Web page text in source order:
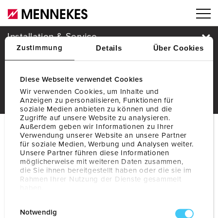
Zustimmung Details Über Cookies
Diese Webseite verwendet Cookies
Wir verwenden Cookies, um Inhalte und
Anzeigen zu personalisieren, Funktionen für
soziale Medien anbieten zu können und die
Zugriffe auf unsere Website zu analysieren.
Außerdem geben wir Informationen zu Ihrer
Verwendung unserer Website an unsere Partner
für soziale Medien, Werbung und Analysen weiter.
Unsere Partner führen diese Informationen
möglicherweise mit weiteren Daten zusammen,
die Sie ihnen bereitgestellt haben oder die sie im
Rahmen Ihrer Nutzung der Dienste gesammelt
Notwendig
Produkte
Installation & Service
Unternehmen
© MENNEKES 2026 Alle Rechte vorbehalten
Widerruf Impressum Datenschutz AGB